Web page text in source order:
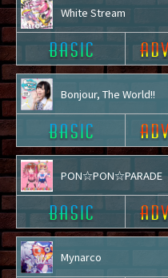
White Stream
Bonjour, The World!!
PON☆PON☆PARADE
Mynarco